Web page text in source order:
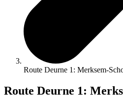
Route Deurne 1: Merksem-
Route Deurne 1: